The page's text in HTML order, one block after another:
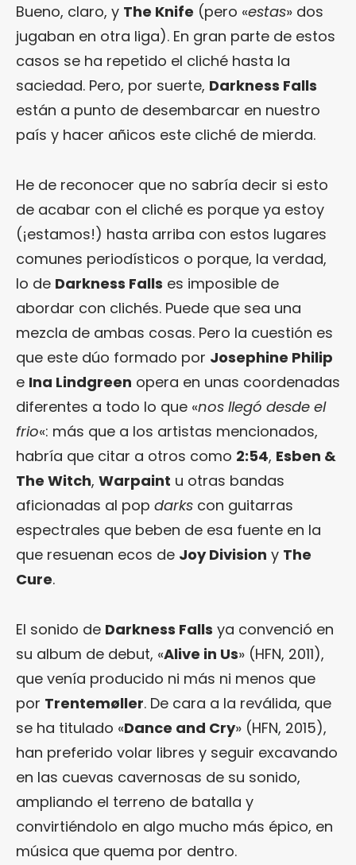
Bueno, claro, y The Knife (pero «estas» dos
jugaban en otra liga). En gran parte de estos
casos se ha repetido el cliché hasta la
saciedad. Pero, por suerte, Darkness Falls
están a punto de desembarcar en nuestro
país y hacer añicos este cliché de mierda.
He de reconocer que no sabría decir si esto
de acabar con el cliché es porque ya estoy
(¡estamos!) hasta arriba con estos lugares
comunes periodísticos o porque, la verdad,
lo de Darkness Falls es imposible de
abordar con clichés. Puede que sea una
mezcla de ambas cosas. Pero la cuestión es
que este dúo formado por Josephine Philip
e Ina Lindgreen opera en unas coordenadas
diferentes a todo lo que «nos llegó desde el
frio«: más que a los artistas mencionados,
habría que citar a otros como 2:54, Esben &
The Witch, Warpaint u otras bandas
aficionadas al pop darks con guitarras
espectrales que beben de esa fuente en la
que resuenan ecos de Joy Division y The
Cure.
El sonido de Darkness Falls ya convenció en
su album de debut, «Alive in Us» (HFN, 2011),
que venía producido ni más ni menos que
por Trentemøller. De cara a la reválida, que
se ha titulado «Dance and Cry» (HFN, 2015),
han preferido volar libres y seguir excavando
en las cuevas cavernosas de su sonido,
ampliando el terreno de batalla y
convirtiéndolo en algo mucho más épico, en
música que quema por dentro.